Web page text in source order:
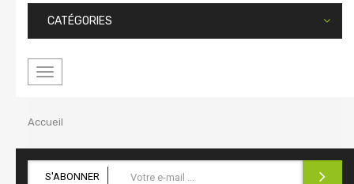
CATÉGORIES
Basculer
Accueil
S'ABONNER